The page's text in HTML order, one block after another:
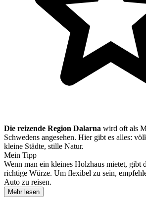
Die reizende Region Dalarna wird oft als
Schwedens angesehen. Hier gibt es alles:
kleine Städte, stille Natur.
Mein Tipp
Wenn man ein kleines Holzhaus mietet, gibt
richtige Würze. Um flexibel zu sein,
Auto zu reisen.
Mehr lesen